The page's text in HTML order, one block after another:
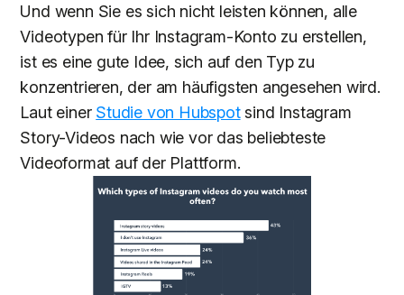
Und wenn Sie es sich nicht leisten können, alle
Videotypen für Ihr Instagram-Konto zu erstellen,
ist es eine gute Idee, sich auf den Typ zu
konzentrieren, der am häufigsten angesehen wird.
Laut einer Studie von Hubspotsind Instagram
Story-Videos nach wie vor das beliebteste
Videoformat auf der Plattform.